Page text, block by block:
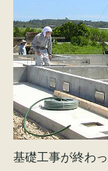
基礎工事が終わ